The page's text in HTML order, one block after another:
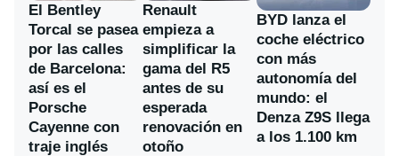
El Bentley
Torcal se pasea
por las calles
de Barcelona:
así es el
Porsche
Cayenne con
traje inglés
Renault
empieza a
simplificar la
gama del R5
antes de su
esperada
renovación en
otoño
BYD lanza el
coche eléctrico
con más
autonomía del
mundo: el
Denza Z9S llega
a los 1.100 km